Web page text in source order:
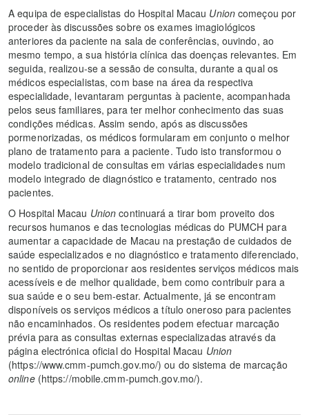
A equipa de especialistas do Hospital Macau Unioncomeçou por
proceder às discussões sobre os exames imagiológicos
anteriores da paciente na sala de conferências, ouvindo, ao
mesmo tempo, a sua história clínica das doenças relevantes. Em
seguida, realizou-se a sessão de consulta, durante a qual os
médicos especialistas, com base na área da respectiva
especialidade, levantaram perguntas à paciente, acompanhada
pelos seus familiares, para ter melhor conhecimento das suas
condições médicas. Assim sendo, após as discussões
pormenorizadas, os médicos formularam em conjunto o melhor
plano de tratamento para a paciente. Tudo isto transformou o
modelo tradicional de consultas em várias especialidades num
modelo integrado de diagnóstico e tratamento, centrado nos
pacientes.
O Hospital Macau Unioncontinuará a tirar bom proveito dos
recursos humanos e das tecnologias médicas do PUMCH para
aumentar a capacidade de Macau na prestação de cuidados de
saúde especializados e no diagnóstico e tratamento diferenciado,
no sentido de proporcionar aos residentes serviços médicos mais
acessíveis e de melhor qualidade, bem como contribuir para a
sua saúde e o seu bem-estar. Actualmente, já se encontram
disponíveis os serviços médicos a título oneroso para pacientes
não encaminhados. Os residentes podem efectuar marcação
prévia para as consultas externas especializadas através da
página electrónica oficial do Hospital Macau Union
(https://www.cmm-pumch.gov.mo/) ou do sistema de marcação
online(https://mobile.cmm-pumch.gov.mo/).